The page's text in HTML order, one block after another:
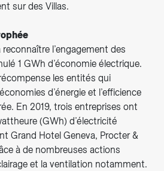
sur des Villas.
l’engagement des
1 GWh d’économie électrique.
les entités qui
d’énergie et l’efficience
En 2019, trois entreprises ont
(GWh) d’électricité
Grand Hotel Geneva, Procter &
à de nombreuses actions
et la ventilation notamment.